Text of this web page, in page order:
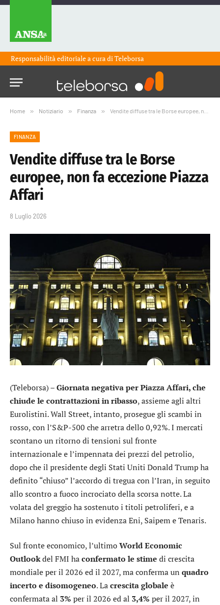
Responsabilità editoriale a cura diTeleborsa
Home » Notiziario » Finanza » Vendite diffuse tra le Borse europee, non fa eccezione Piazza Affari
FINANZA
Vendite diffuse tra le Borse
europee, non fa eccezione Piazza
Affari
8 Luglio 2026
(Teleborsa) –Giornata negativa per Piazza Affari, che
chiude le contrattazioni in ribasso, assieme agli altri
Eurolistini. Wall Street, intanto, prosegue gli scambi in
rosso, con l’S&P-500 che arretra dello 0,92%. I mercati
scontano un ritorno di tensioni sul fronte
internazionale e l’impennata dei prezzi del petrolio,
dopo che il presidente degli Stati Uniti Donald Trump ha
definito “chiuso” l’accordo di tregua con l’Iran, in seguito
allo scontro a fuoco incrociato della scorsa notte. La
volata del greggio ha sostenuto i titoli petroliferi, e a
Milano hanno chiuso in evidenzaEni, SaipemeTenaris.
Sul fronte economico, l’ultimoWorld Economic
Outlookdel FMI haconfermato le stime di crescita
mondiale per il 2026 ed il 2027, ma conferma un quadro
incerto e disomogeneo. Lacrescita globale è
confermata al 3% per il 2026 ed al 3,4% per il 2027, in